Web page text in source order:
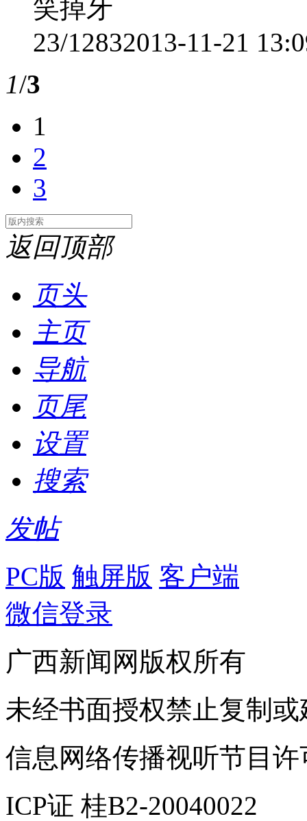
笑掉牙
23/12832013-11-21
1/3
1
2
3
返回顶部
页头
主页
导航
页尾
设置
搜索
发帖
PC版 触屏版 客户端
微信登录
广西新闻网版权所有
未经书面授权禁止复制
信息网络传播视听节目许
ICP证 桂B2-20040022